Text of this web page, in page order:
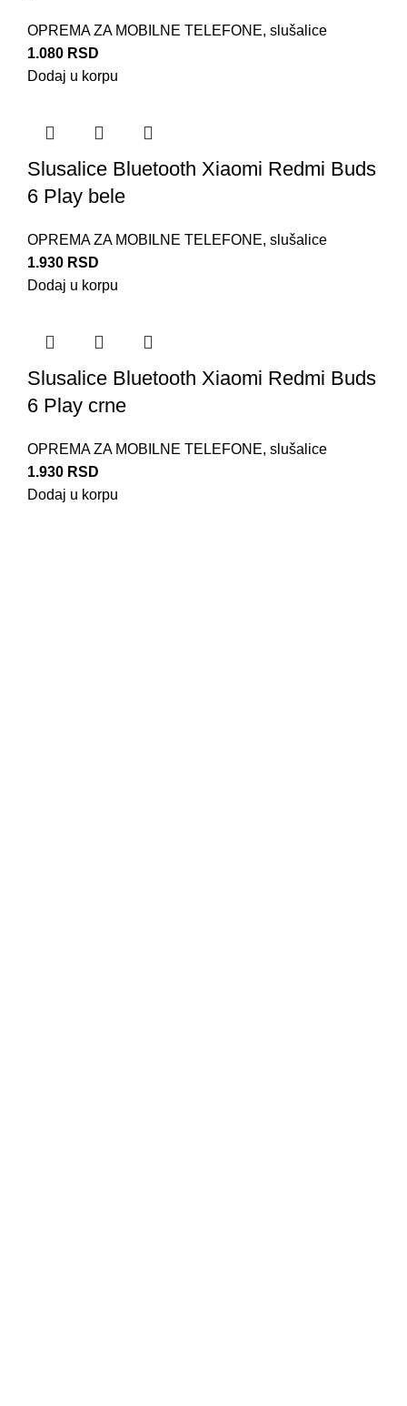
OPREMA ZA MOBILNE TELEFONE, slušalice
1.080 RSD
Dodaj u korpu
Slusalice Bluetooth Xiaomi Redmi Buds
6 Play bele
OPREMA ZA MOBILNE TELEFONE, slušalice
1.930 RSD
Dodaj u korpu
Slusalice Bluetooth Xiaomi Redmi Buds
6 Play crne
OPREMA ZA MOBILNE TELEFONE, slušalice
1.930 RSD
Dodaj u korpu